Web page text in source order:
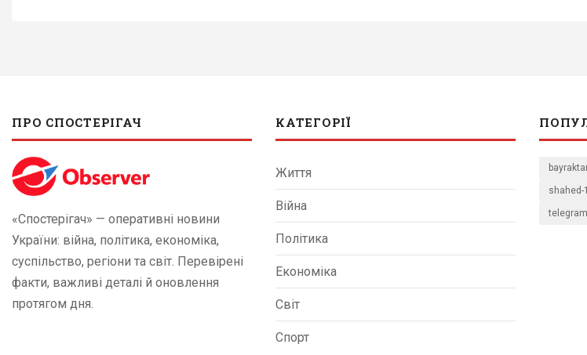
ПРО СПОСТЕРІГАЧ
«Спостерігач» — оперативні новини
України: війна, політика, економіка,
суспільство, регіони та світ. Перевірені
факти, важливі деталі й оновлення
протягом дня.
КАТЕГОРІЇ
Життя
Війна
Політика
Економіка
Світ
Спорт
shahed-
telegram